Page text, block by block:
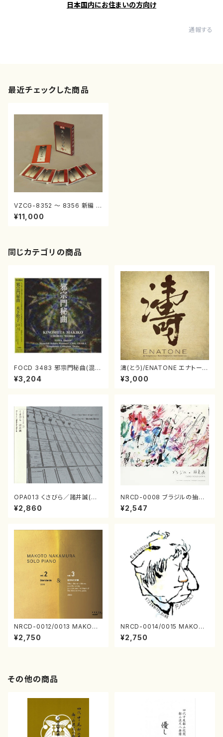
日本国内にお住まいの方向け
通報する
最近チェックした商品
VZCG-8352 〜 8356 新編 現
代の箏曲 （5枚組）（箏、唄、三味
線、17絃、20弦、尺八、打楽器ほ
¥11,000
同じカテゴリの商品
FOCD 3483 邪宗門秘曲(混声
合唱/木下牧子/CD)
¥3,204
濤(とう)/ENATONE エナトーネ
(CD)
¥3,000
OPA013 くさびら／諸井誠(電
子音楽／CD)
¥2,860
NRCD-0008 ブラジルの抽象
画（ギター, パーカッション／C
D）
¥2,547
NRCD-0012/0013 MAKOTO
NAKAMURA SOLO PIANO v
ol.2, vol.3（ピアノ／CD）
¥2,750
NRCD-0014/0015 MAKOTO
NAKAMURA SOLO PIANO
さんにんひとり（CD）
¥2,750
その他の商品